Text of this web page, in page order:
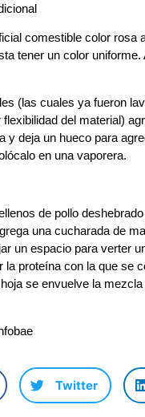
comestible color rosa
tener un color uniforme.
(las cuales ya fueron
del material)
y deja un hueco para
en una vaporera.
de pollo
una cucharada de
un espacio para verter
la proteína con la que se
se envuelve la
Twitter